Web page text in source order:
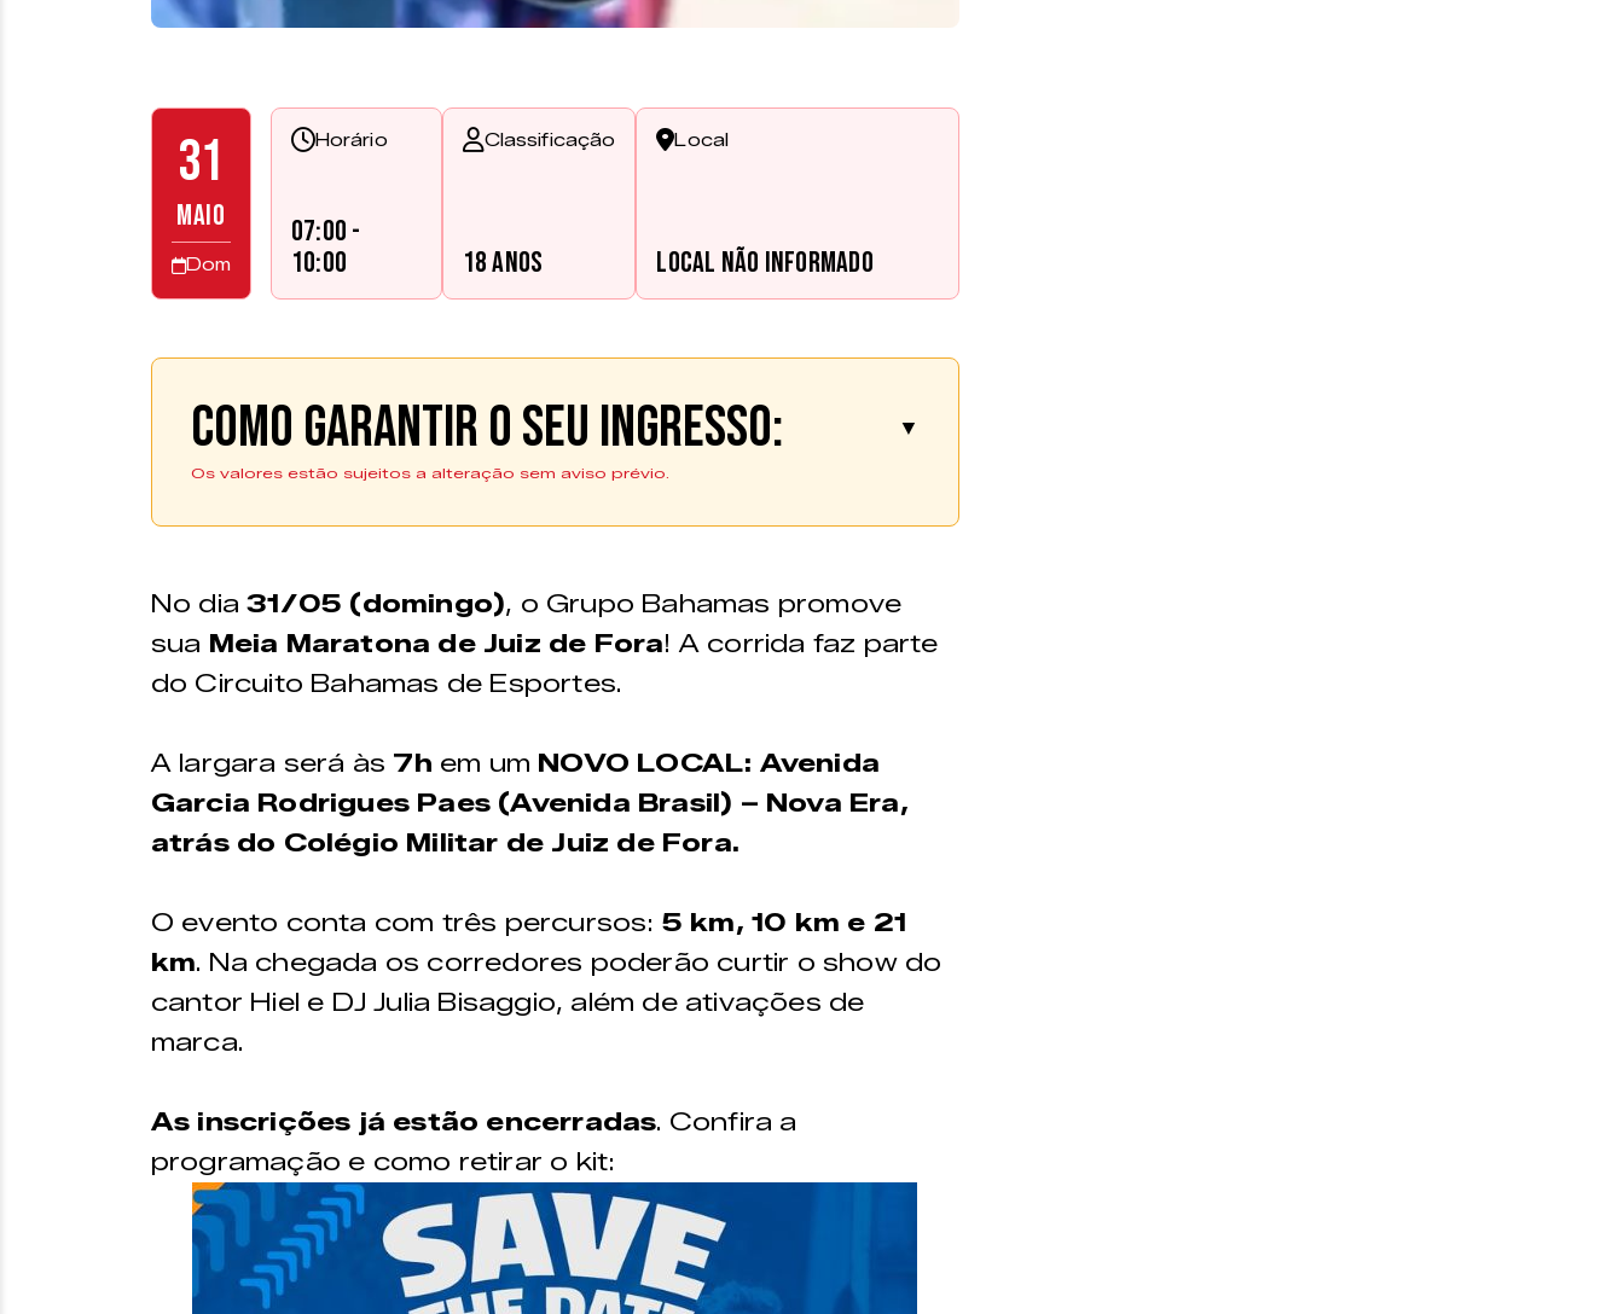
31
MAIO
Dom
Horário
07:00 -
10:00
Classificação
18 anos
Local
Local não informado
Como garantir o seu ingresso: ▼
Os valores estão sujeitos a alteração sem aviso prévio.
No dia31/05 (domingo), o Grupo Bahamas promove
sua Meia Maratona de Juiz de Fora! A corrida faz parte
do Circuito Bahamas de Esportes.
A largara será às 7h em um NOVO LOCAL: Avenida
Garcia Rodrigues Paes (Avenida Brasil) – Nova Era,
atrás do Colégio Militar de Juiz de Fora.
O evento conta com três percursos: 5 km, 10 km e 21
km. Na chegada os corredores poderão curtir o show do
cantor Hiel e DJ Julia Bisaggio, além de ativações de
marca.
As inscrições já estão encerradas. Confira a
programação e como retirar o kit: